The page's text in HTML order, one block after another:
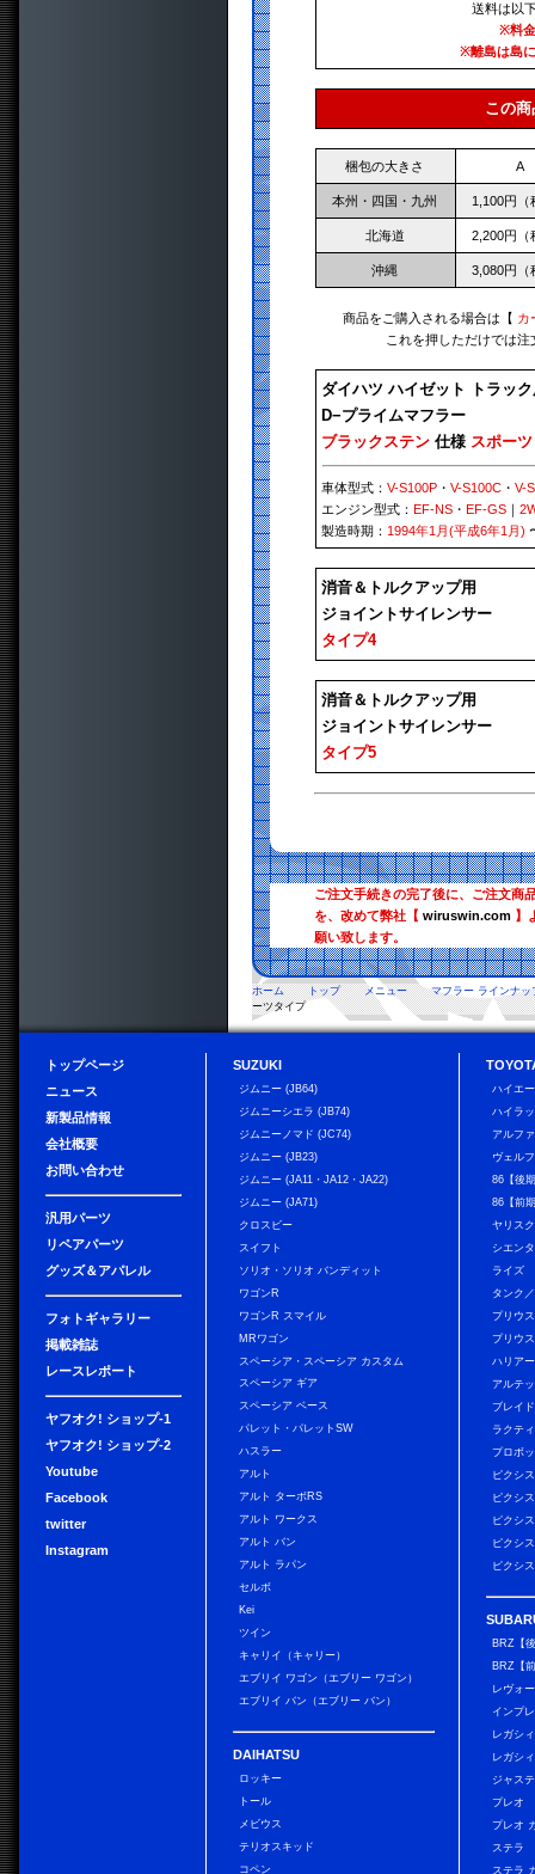
送料は以
※料
※離島は島
この
梱包の大きさ A
本州・四国・九州 1,100円（
北海道 2,200円（
沖縄 3,080円（
商品をご購入される場合は【 カ
これを押しただけでは
ダイハツ ハイゼット トラッ
D−プライムマフラー
ブラックステン 仕様 スポーツ
車体型式：V-S100P ・V-S100C ・V-
エンジン型式：EF-NS ・EF-GS ｜
製造時期： 1994年1月(平成6年1月)
消音＆トルクアップ用
ジョイントサイレンサー
タイプ4
消音＆トルクアップ用
ジョイントサイレンサー
タイプ5
ご注文手続きの完了後に、ご注文商
を、改めて弊社【wiruswin.com 】
願い致します。
ホーム トップ メニュー
マフラー ラインナッ
ーツタイプ
トップページ
ニュース
新製品情報
会社概要
お問い合わせ
汎用パーツ
リペアパーツ
グッズ＆アパレル
フォトギャラリー
掲載雑誌
レースレポート
ヤフオク! ショップ-1
ヤフオク! ショップ-2
Youtube
Facebook
twitter
Instagram
SUZUKI
ジムニー (JB64)
ジムニーシエラ (JB74)
ジムニーノマド (JC74)
ジムニー (JB23)
ジムニー (JA11・JA12・JA22)
ジムニー (JA71)
クロスビー
スイフト
ソリオ・ソリオ バンディット
ワゴンR
ワゴンR スマイル
MRワゴン
スペーシア・スペーシア カスタム
スペーシア ギア
スペーシア ベース
パレット・パレットSW
ハスラー
アルト
アルト ターボRS
アルト ワークス
アルト バン
アルト ラパン
セルボ
Kei
ツイン
キャリイ（キャリー）
エブリイ ワゴン（エブリー ワゴン）
エブリイ バン（エブリー バン）
DAIHATSU
ロッキー
トール
メビウス
テリオスキッド
コペン
ハイエ
ハイラ
アルフ
ヴェル
86【後
86【前
ヤリス
シエンタ
ライズ
タンク
プリウス
プリウ
ハリアー
アルテ
ブレイド
ラクテ
プロボ
ピクシ
ピクシ
ピクシ
ピクシ
ピクシ
BRZ【
BRZ【
レヴォ
インプ
レガシ
レガシ
ジャス
プレオ
プレオ
ステラ
ステラ